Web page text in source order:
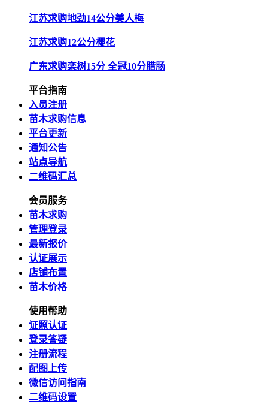
江苏求购地劲14公分美人梅
江苏求购12公分樱花
广东求购栾树15分 全冠10分腊肠
平台指南
入员注册
苗木求购信息
平台更新
通知公告
站点导航
二维码汇总
会员服务
苗木求购
管理登录
最新报价
认证展示
店铺布置
苗木价格
使用帮助
证照认证
登录答疑
注册流程
配图上传
微信访问指南
二维码设置